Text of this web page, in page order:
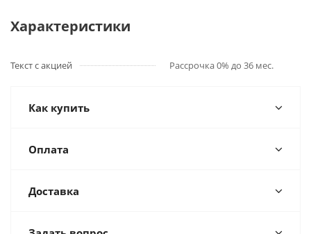
Характеристики
Текст с акцией Рассрочка 0% до 36 мес.
Как купить
Оплата
Доставка